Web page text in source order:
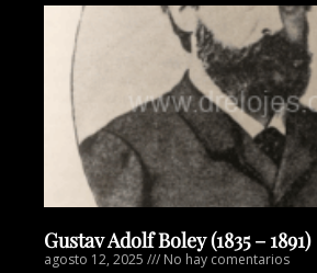
Gustav Adolf Boley (1835 – 1891)
agosto 12, 2025 No hay comentarios